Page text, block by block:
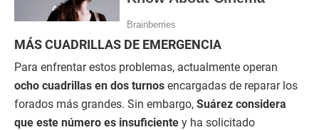
MÁS CUADRILLAS DE EMERGENCIA
Para enfrentar estos problemas, actualmente operan
ocho cuadrillas en dos turnos encargadas de reparar los
forados más grandes. Sin embargo, Suárez considera
que este número es insuficiente y ha solicitado